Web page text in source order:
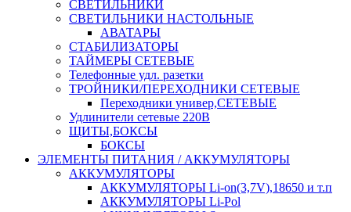
СВЕТИЛЬНИКИ
СВЕТИЛЬНИКИ НАСТОЛЬНЫЕ
АВАТАРЫ
СТАБИЛИЗАТОРЫ
ТАЙМЕРЫ СЕТЕВЫЕ
Телефонные удл. разетки
ТРОЙНИКИ/ПЕРЕХОДНИКИ СЕТЕВЫЕ
Переходники универ,СЕТЕВЫЕ
Удлинители сетевые 220В
ЩИТЫ,БОКСЫ
БОКСЫ
ЭЛЕМЕНТЫ ПИТАНИЯ / АККУМУЛЯТОРЫ
АККУМУЛЯТОРЫ
АККУМУЛЯТОРЫ Li-on(3,7V),18650 и т.п
АККУМУЛЯТОРЫ Li-Pol